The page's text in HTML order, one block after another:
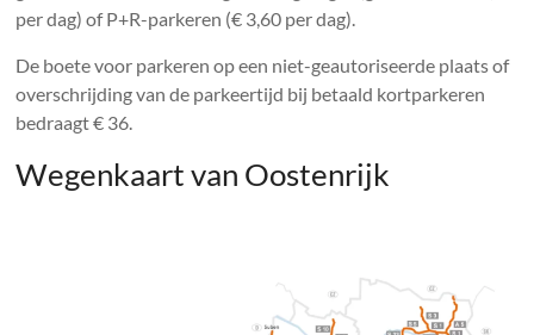
per dag) of P+R-parkeren (€ 3,60 per dag).
De boete voor parkeren op een niet-geautoriseerde plaats of
overschrijding van de parkeertijd bij betaald kortparkeren
bedraagt ​​€ 36.
Wegenkaart van Oostenrijk